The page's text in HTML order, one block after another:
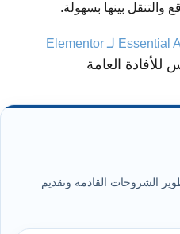
والتنقل بينها بسهولة.
العامة
الشروحات القادمة وتقديم